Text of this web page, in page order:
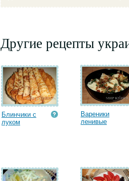
Другие рецепты
Блинчики с
луком
Вареники
ленивые